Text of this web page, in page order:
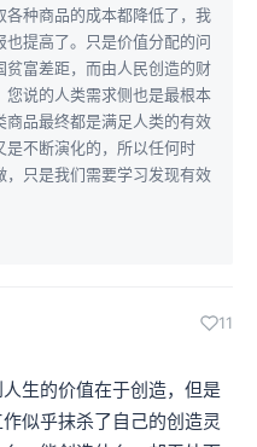
各种商品的成本都降低了，我
提高了。只是价值分配的问
富差距，而由人民创造的财
您说的人类需求侧也是最根本
品最终都是满足人类的有效
是不断演化的，所以任何时
只是我们需要学习发现有效
11
生的价值在于创造，但是
似乎抹杀了自己的创造灵